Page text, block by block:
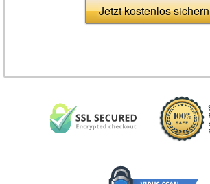
Jetzt kostenlos sichern